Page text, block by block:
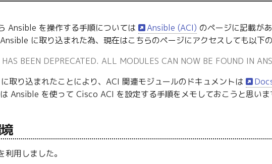
Ansible を操作する手順については Ansible (ACI) のページに記載が
に取り込まれた為、現在はこちらのページにアクセスしても以下
HAS BEEN DEPRECATED. ALL MODULES CAN NOW BE FOUND IN
取り込まれたことにより、ACI 関連モジュールのドキュメントは
Ansible を使って Cisco ACI を設定する手順をメモしておこうと思いま
用しました。